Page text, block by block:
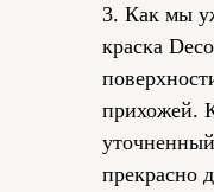
3. Как мы
краска
прихожей.
прекрасно